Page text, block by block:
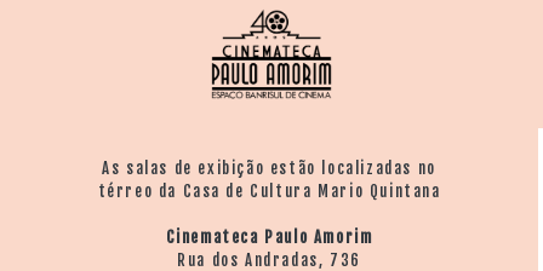
As salas de exibição estão localizadas no
térreo da Casa de Cultura Mario Quintana
Cinemateca Paulo Amorim
Rua dos Andradas, 736